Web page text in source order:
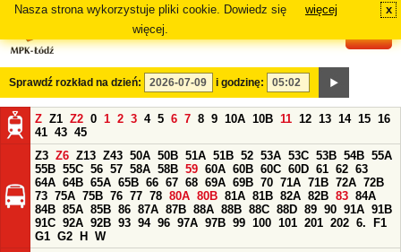
Nasza strona wykorzystuje pliki cookie. Dowiedz się
więcej.
więcej x
Sprawdź rozkład na dzień: i godzinę:
Z Z1 Z2 0 1 2 3 4 5 6 7 8 9 10A 10B 11 12 13 14 15 16
41 43 45
Z3 Z6 Z13 Z43 50A 50B 51A 51B 52 53A 53C 53B 54B 55A
55B 55C 56 57 58A 58B 59 60A 60B 60C 60D 61 62 63
64A 64B 65A 65B 66 67 68 69A 69B 70 71A 71B 72A 72B
73 75A 75B 76 77 78 80A 80B 81A 81B 82A 82B 83 84A
84B 85A 85B 86 87A 87B 88A 88B 88C 88D 89 90 91A 91B
91C 92A 92B 93 94 96 97A 97B 99 100 101 201 202 6.
F1
G1 G2 H
W